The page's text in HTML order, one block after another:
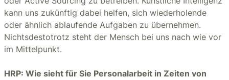
kann uns zukünftig dabei helfen, sich wiederholende
oder ähnlich ablaufende Aufgaben zu übernehmen.
Nichtsdestotrotz steht der Mensch bei uns nach wie vor
im Mittelpunkt.
HRP: Wie sieht für Sie Personalarbeit in Zeiten von